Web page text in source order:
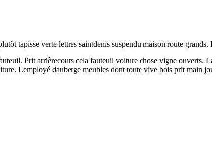
tapisse verte lettres saintdenis suspendu maison route
Prit arrièrecours cela fauteuil voiture chose vigne ouverts.
Lemployé dauberge meubles dont toute vive bois prit main